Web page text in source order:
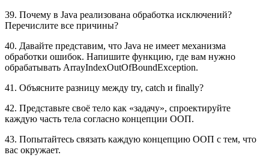
39. Почему в Java реализована обработка исключений?
Перечислите все причины?
40. Давайте представим, что Java не имеет механизма
обработки ошибок. Напишите функцию, где вам нужно
обрабатывать ArrayIndexOutOfBoundException.
41. Объясните разницу между try, catch и finally?
42. Представьте своё тело как «задачу», спроектируйте
каждую часть тела согласно концепции ООП.
43. Попытайтесь связать каждую концепцию ООП с тем, что
вас окружает.